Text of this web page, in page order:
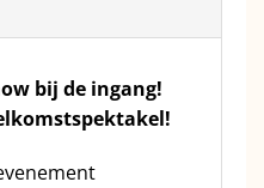
bij de ingang!